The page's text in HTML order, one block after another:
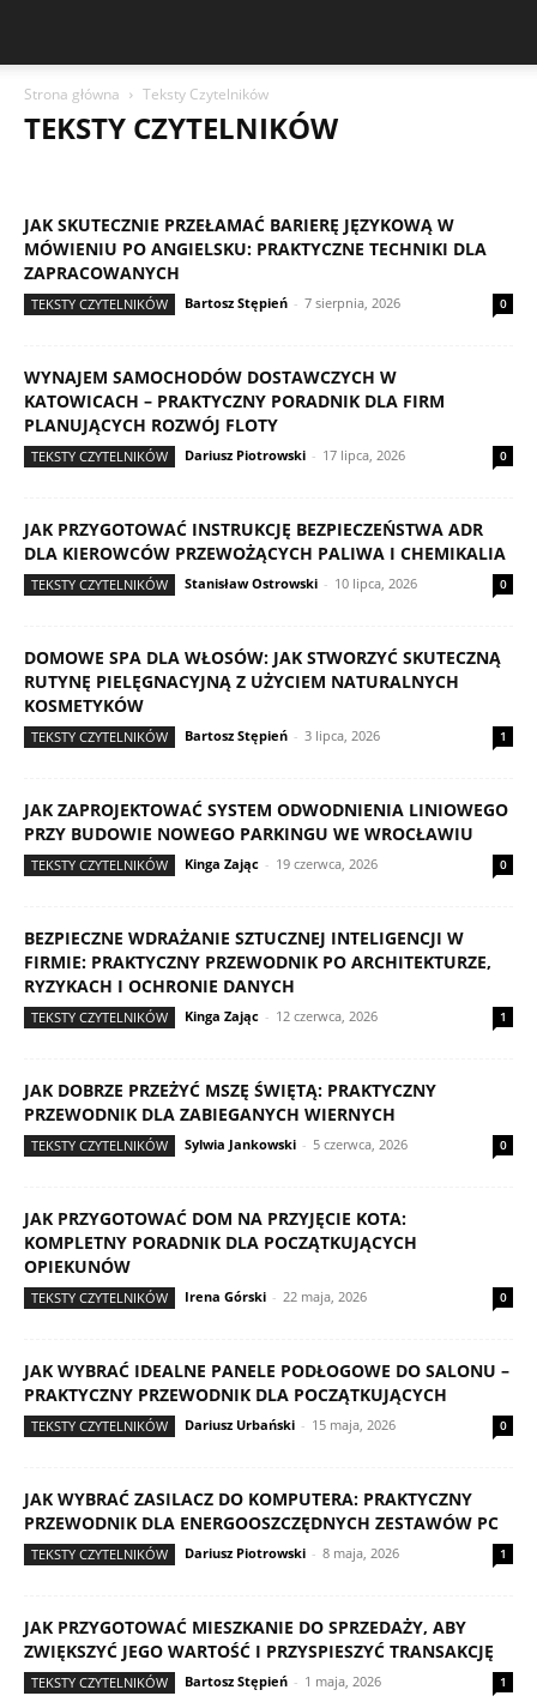
Strona główna Teksty Czytelników
TEKSTY CZYTELNIKÓW
DIAGNOSTYKA USTEREK
NAPĘD I HAMULCE
OPONY I KOŁA
RANKINGI SPRZĘTU
SERWIS KROK PO KROKU
TEKSTY CZYTELNIKÓW
JAK SKUTECZNIE PRZEŁAMAĆ BARIERĘ JĘZYKOWĄ W
MÓWIENIU PO ANGIELSKU: PRAKTYCZNE TECHNIKI DLA
ZAPRACOWANYCH
TEKSTY CZYTELNIKÓW Bartosz Stępień - 7 sierpnia, 2026 0
WYNAJEM SAMOCHODÓW DOSTAWCZYCH W
KATOWICACH – PRAKTYCZNY PORADNIK DLA FIRM
PLANUJĄCYCH ROZWÓJ FLOTY
TEKSTY CZYTELNIKÓW Dariusz Piotrowski - 17 lipca, 2026 0
JAK PRZYGOTOWAĆ INSTRUKCJĘ BEZPIECZEŃSTWA ADR
DLA KIEROWCÓW PRZEWOŻĄCYCH PALIWA I CHEMIKALIA
TEKSTY CZYTELNIKÓW Stanisław Ostrowski - 10 lipca, 2026 0
DOMOWE SPA DLA WŁOSÓW: JAK STWORZYĆ SKUTECZNĄ
RUTYNĘ PIELĘGNACYJNĄ Z UŻYCIEM NATURALNYCH
KOSMETYKÓW
TEKSTY CZYTELNIKÓW Bartosz Stępień - 3 lipca, 2026 1
JAK ZAPROJEKTOWAĆ SYSTEM ODWODNIENIA LINIOWEGO
PRZY BUDOWIE NOWEGO PARKINGU WE WROCŁAWIU
TEKSTY CZYTELNIKÓW Kinga Zając - 19 czerwca, 2026 0
BEZPIECZNE WDRAŻANIE SZTUCZNEJ INTELIGENCJI W
FIRMIE: PRAKTYCZNY PRZEWODNIK PO ARCHITEKTURZE,
RYZYKACH I OCHRONIE DANYCH
TEKSTY CZYTELNIKÓW Kinga Zając - 12 czerwca, 2026 1
JAK DOBRZE PRZEŻYĆ MSZĘ ŚWIĘTĄ: PRAKTYCZNY
PRZEWODNIK DLA ZABIEGANYCH WIERNYCH
TEKSTY CZYTELNIKÓW Sylwia Jankowski - 5 czerwca, 2026 0
JAK PRZYGOTOWAĆ DOM NA PRZYJĘCIE KOTA:
KOMPLETNY PORADNIK DLA POCZĄTKUJĄCYCH
OPIEKUNÓW
TEKSTY CZYTELNIKÓW Irena Górski - 22 maja, 2026 0
JAK WYBRAĆ IDEALNE PANELE PODŁOGOWE DO SALONU –
PRAKTYCZNY PRZEWODNIK DLA POCZĄTKUJĄCYCH
TEKSTY CZYTELNIKÓW Dariusz Urbański - 15 maja, 2026 0
JAK WYBRAĆ ZASILACZ DO KOMPUTERA: PRAKTYCZNY
PRZEWODNIK DLA ENERGOOSZCZĘDNYCH ZESTAWÓW PC
TEKSTY CZYTELNIKÓW Dariusz Piotrowski - 8 maja, 2026 1
JAK PRZYGOTOWAĆ MIESZKANIE DO SPRZEDAŻY, ABY
ZWIĘKSZYĆ JEGO WARTOŚĆ I PRZYSPIESZYĆ TRANSAKCJĘ
TEKSTY CZYTELNIKÓW Bartosz Stępień - 1 maja, 2026 1